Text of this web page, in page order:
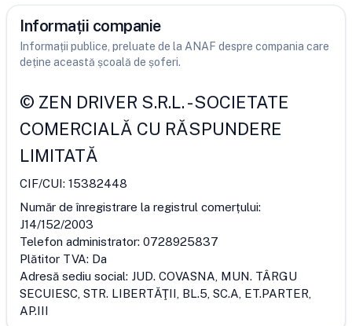
Informații companie
Informații publice, preluate de la ANAF despre compania care
deține această școală de șoferi.
© ZEN DRIVER S.R.L.-SOCIETATE
COMERCIALĂ CU RĂSPUNDERE
LIMITATĂ
CIF/CUI: 15382448
Număr de înregistrare la registrul comerțului:
J14/152/2003
Telefon administrator: 0728925837
Plătitor TVA: Da
Adresă sediu social: JUD. COVASNA, MUN. TÂRGU
SECUIESC, STR. LIBERTĂŢII, BL.5, SC.A, ET.PARTER,
AP.III